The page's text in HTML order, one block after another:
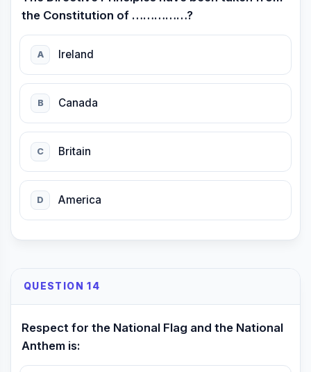
the Constitution of ……………?
A Ireland
B Canada
C Britain
D America
QUESTION 14
Respect for the National Flag and the National
Anthem is: